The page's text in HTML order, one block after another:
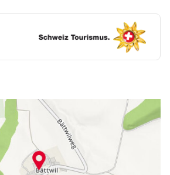
Familienfeste, Brunchs
Die eigentlichen Highlights sind
sowie die "Schule auf dem
hat der Bauernhof Bättwil die
in der Umgebung Bern. Neben
Ackerbau züchtet die Familie
sind genau die Eseltouren
ideale Ausgangspunkt für
ins Emmental und